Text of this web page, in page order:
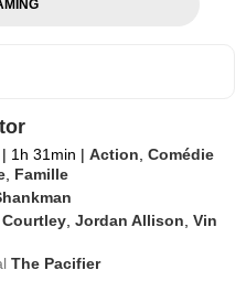
| 1h 31min | Action,Comédie
, Famille
Courtley,Jordan Allison,Vin
The Pacifier